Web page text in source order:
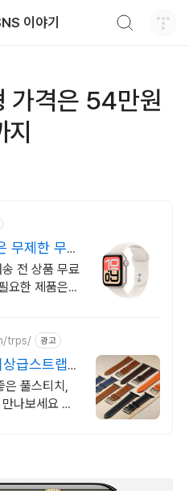
이야기
가격은 54만원
무제한 무료
전 상품 무료
요한 제품은
trps/ 광고
급스트랩
은 풀스티치,
나보세요 최